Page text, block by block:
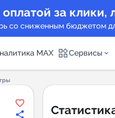
оплатой за
со сниженным бюджетом
MAX Сервисы